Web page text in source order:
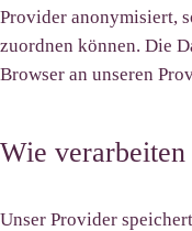
Provider anonymisiert,
zuordnen können. Die
Browser an unseren
Wie
Unser Provider